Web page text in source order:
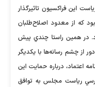
اين فراكسيون تاثيرگذار
كه از معدود اصلاح‌طلبان
در همين راستا چندي پيش
از چشم رسانه‌ها با يكديگر
اعتماد، درباره حمايت اين
كرسي رياست مجلس به توافق